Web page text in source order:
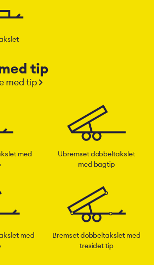
tip
med tip
med
Ubremset dobbeltakslet
med bagtip
med
Bremset dobbeltakslet med
tresidet tip